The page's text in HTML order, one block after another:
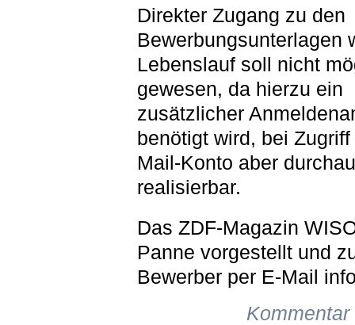
Direkter Zugang zu den
Bewerbungsunterlagen
Lebenslauf soll nicht
gewesen, da hierzu ein
zusätzlicher
benötigt wird, bei
Mail-Konto aber
realisierbar.
Das ZDF-Magazin
Panne vorgestellt und
Bewerber per E-Mail